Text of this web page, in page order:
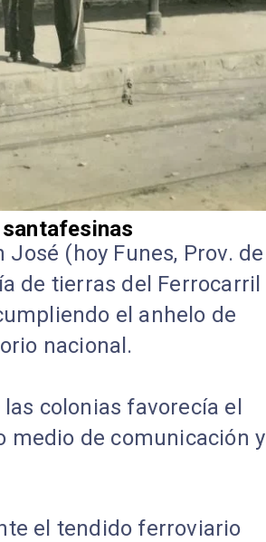
(hoy Funes, Prov. de
de tierras del Ferrocarril
iendo el anhelo de
nacional.
colonias favorecía el
medio de comunicación y
el tendido ferroviario